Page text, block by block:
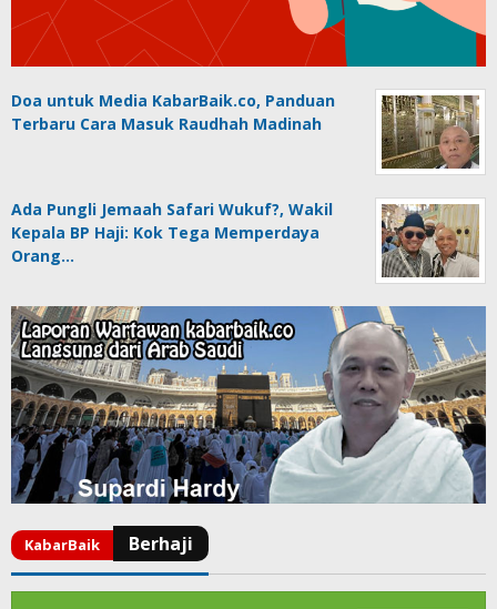
Doa untuk Media KabarBaik.co, Panduan
Terbaru Cara Masuk Raudhah Madinah
Ada Pungli Jemaah Safari Wukuf?, Wakil
Kepala BP Haji: Kok Tega Memperdaya
Orang…